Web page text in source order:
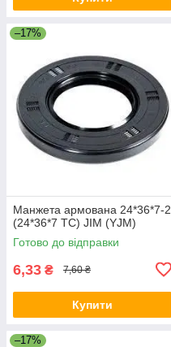
–17%
Манжета армована 24*36*7-2
(24*36*7 TC) JIM (YJM)
Готово до відправки
6,33 ₴ 7,60 ₴
Купити
–17%